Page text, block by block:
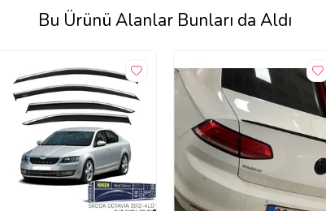
Bu Ürünü Alanlar Bunları da Aldı